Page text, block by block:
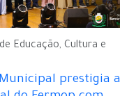
Educação, Cultura e
prestigia a